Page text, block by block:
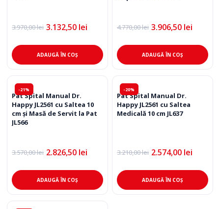
3.970,00lei
Prețul
a
fost:
3.970,00 lei.
3.132,50 lei
Prețul
este:
3.132,50 lei.ADAUGĂ ÎN COȘ
4.770,00lei
Prețul
a
fost:
4.770,00 lei.
3.906,50 lei
Prețul
este:
3.906,50 lei.ADAUGĂ ÎN COȘ
-21%
Pat Spital Manual Dr.
Happy JL2561 cu Saltea 10
cm și Masă de Servit la Pat
JL566
3.570,00lei
Prețul
a
fost:
3.570,00 lei.
2.826,50 lei
Prețul
este:
2.826,50 lei.ADAUGĂ ÎN COȘ
-20%
Pat Spital Manual Dr.
Happy JL2561 cu Saltea
Medicală 10 cm JL637
3.210,00lei
Prețul
a
fost:
3.210,00 lei.
2.574,00 lei
Prețul
este:
2.574,00 lei.ADAUGĂ ÎN COȘ